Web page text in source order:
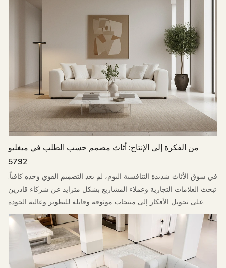
من الفكرة إلى الإنتاج: أثاث مصمم حسب الطلب في ميغليو
5792
في سوق الأثاث شديدة التنافسية اليوم، لم يعد التصميم القوي وحده كافياً.
تبحث العلامات التجارية وعملاء المشاريع بشكل متزايد عن شركاء قادرين
على تحويل الأفكار إلى منتجات موثوقة وقابلة للتطوير وعالية الجودة.